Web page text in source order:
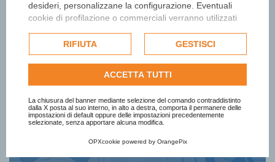
desideri, personalizzane la configurazione. Eventuali
cookie di profilazione o commerciali verranno utilizzati
dell'utente e, se consentito, potrebbero essere utilizzati
per personalizzare gli annunci pubblicitari. Per ulteriori
informazioni su come Google utilizza i dati raccolti,
politica sulla privacy di Google
Consulta l'informativa cookie completa.
RIFIUTA GESTISCI
ACCETTA TUTTI
La chiusura del banner mediante selezione del comando contraddistinto
dalla X posta al suo interno, in alto a destra, comporta il permanere delle
impostazioni di default oppure delle impostazioni precedentemente
selezionate, senza apportare alcuna modifica.
OPXcookie powered by OrangePix
Iscriviti alla newsletter
Ottieni informazioni e aggiornamenti
sul Premio
Iscriviti Subito